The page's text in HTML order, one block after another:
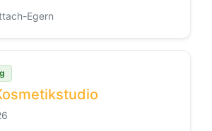
Egern